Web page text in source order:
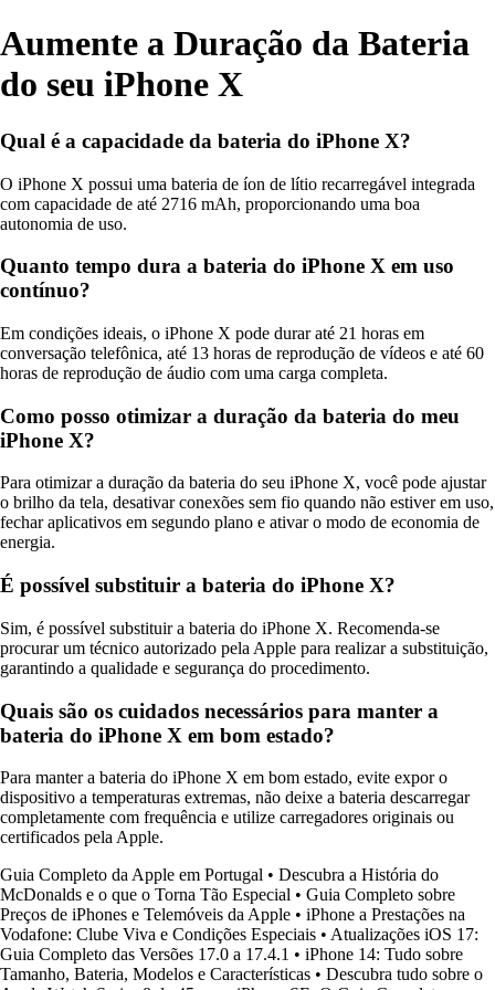
Aumente a Duração da Bateria
do seu iPhone X
Qual é a capacidade da bateria do iPhone X?
O iPhone X possui uma bateria de íon de lítio recarregável integrada
com capacidade de até 2716 mAh, proporcionando uma boa
autonomia de uso.
Quanto tempo dura a bateria do iPhone X em uso
contínuo?
Em condições ideais, o iPhone X pode durar até 21 horas em
conversação telefônica, até 13 horas de reprodução de vídeos e até 60
horas de reprodução de áudio com uma carga completa.
Como posso otimizar a duração da bateria do meu
iPhone X?
Para otimizar a duração da bateria do seu iPhone X, você pode ajustar
o brilho da tela, desativar conexões sem fio quando não estiver em uso,
fechar aplicativos em segundo plano e ativar o modo de economia de
energia.
É possível substituir a bateria do iPhone X?
Sim, é possível substituir a bateria do iPhone X. Recomenda-se
procurar um técnico autorizado pela Apple para realizar a substituição,
garantindo a qualidade e segurança do procedimento.
Quais são os cuidados necessários para manter a
bateria do iPhone X em bom estado?
Para manter a bateria do iPhone X em bom estado, evite expor o
dispositivo a temperaturas extremas, não deixe a bateria descarregar
completamente com frequência e utilize carregadores originais ou
certificados pela Apple.
Guia Completo da Apple em Portugal • Descubra a História do
McDonalds e o que o Torna Tão Especial • Guia Completo sobre
Preços de iPhones e Telemóveis da Apple • iPhone a Prestações na
Vodafone: Clube Viva e Condições Especiais • Atualizações iOS 17:
Guia Completo das Versões 17.0 a 17.4.1 • iPhone 14: Tudo sobre
Tamanho, Bateria, Modelos e Características • Descubra tudo sobre o